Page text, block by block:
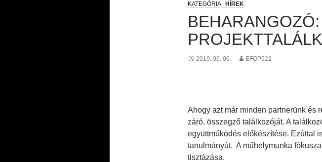
HÍREK
2019. 06. 06. EFOP522
Ahogy azt már minden partnerünk és
záró, összegző találkozóját. A
együttműködés előkészítése. Ezúttal
tanulmányút. A műhelymunka
tisztázása.